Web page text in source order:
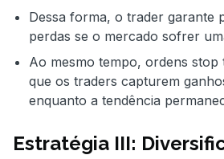
Dessa forma, o trader garante
perdas se o mercado sofrer
Ao mesmo tempo, ordens stop
que os traders capturem
enquanto a tendência
Estratégia III: